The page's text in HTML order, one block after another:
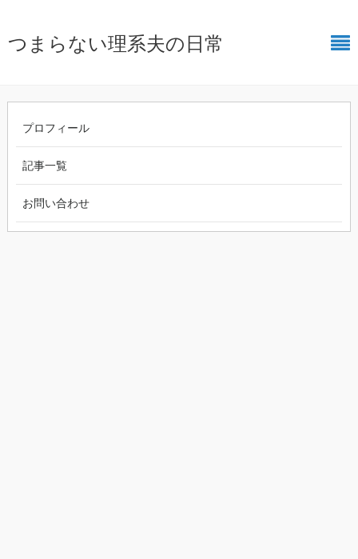
つまらない理系夫の日常
プロフィール
記事一覧
お問い合わせ